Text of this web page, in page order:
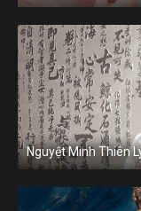
Nguyệt Minh Thiên